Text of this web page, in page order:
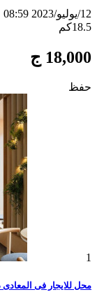
12/يوليو/2023 08:59
18.5كم
18,000 ج
حفظ
1
محل للايجار فى المعادى